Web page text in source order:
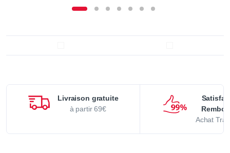
Livraison gratuite
à partir 69€
Achat